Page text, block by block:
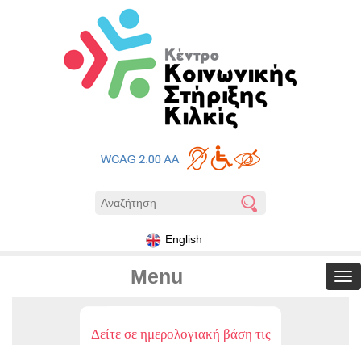
English
Menu
Δείτε σε ημερολογιακή βάση τις